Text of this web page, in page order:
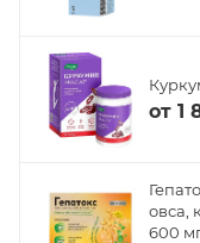
от 1
овса,
600